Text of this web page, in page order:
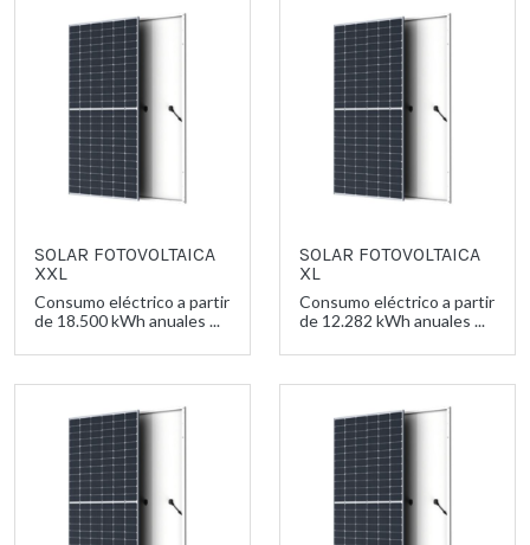
SOLAR FOTOVOLTAICA
XXL
Consumo eléctrico a partir
de 18.500 kWh anuales ...
SOLAR FOTOVOLTAICA
XL
Consumo eléctrico a partir
de 12.282 kWh anuales ...